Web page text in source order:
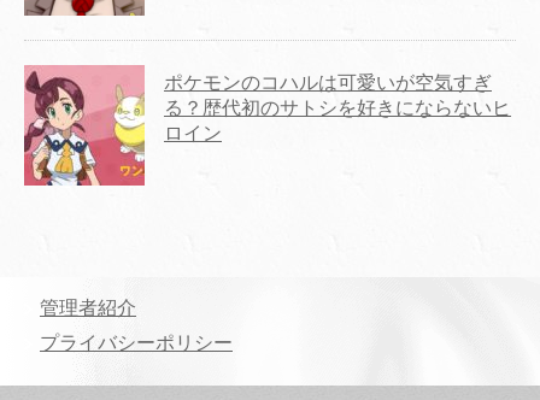
ポケモンのコハルは可愛いが空気すぎ
る？歴代初のサトシを好きにならないヒ
ロイン
管理者紹介
プライバシーポリシー